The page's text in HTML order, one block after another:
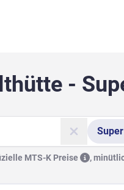
-
Super
MTS-K Preise ,